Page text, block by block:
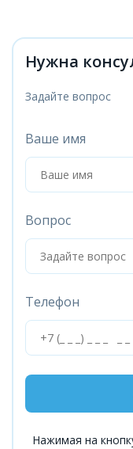
Нужна
Задайте вопрос
Ваше имя
Вопрос
Телефон
Нажимая на